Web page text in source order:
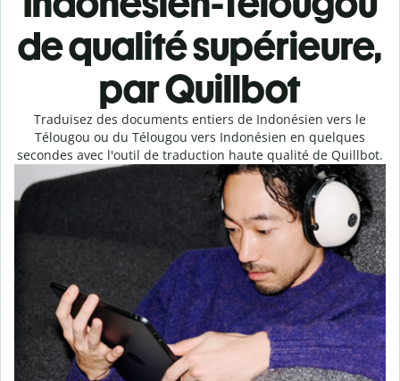
de qualité supérieure,
par Quillbot
Traduisez des documents entiers de Indonésien vers le
Télougou ou du Télougou vers Indonésien en quelques
secondes avec l'outil de traduction haute qualité de Quillbot.